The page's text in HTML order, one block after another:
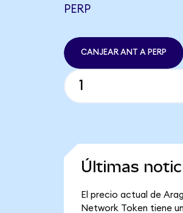
PERP
CANJEAR ANT A PERP
Últimas
El precio actual de
Network Token tiene